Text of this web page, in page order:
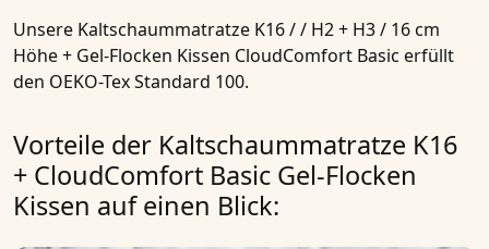
Unsere Kaltschaummatratze K16 / / H2 + H3 / 16 cm
Höhe + Gel-Flocken Kissen CloudComfort Basic erfüllt
den OEKO-Tex Standard 100.
Vorteile der Kaltschaummatratze K16
+ CloudComfort Basic Gel-Flocken
Kissen auf einen Blick: